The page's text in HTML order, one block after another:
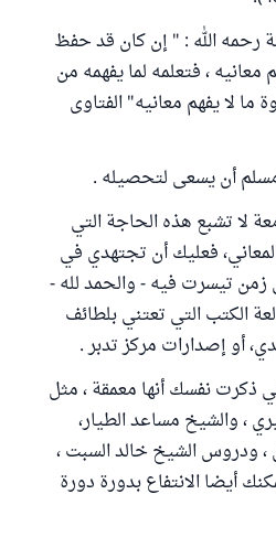
رحمه الله : " إن كان قد حفظ
معانيه ، فتعلمه لما يفهمه من
ما لا يفهم معانيه" الفتاوى
أن يسعى لتحصيله .
لا تشبع هذه الحاجة التي
فعليك أن تجتهدي في
تيسرت فيه - والحمد لله -
الكتب التي تعتني بلطائف
أو إصدارات مركز تدبر .
ذكرت نفسك أنها معمقة ، مثل
والشيخ مساعد الطيار،
، ودروس الشيخ خالد السبت ،
أيضا الانتفاع بدورة دورة